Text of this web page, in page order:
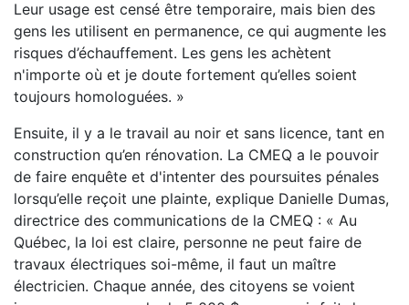
Leur usage est censé être temporaire, mais bien des
gens les utilisent en permanence, ce qui augmente les
risques d’échauffement. Les gens les achètent
n'importe où et je doute fortement qu’elles soient
toujours homologuées. »
Ensuite, il y a le travail au noir et sans licence, tant en
construction qu’en rénovation. La CMEQ a le pouvoir
de faire enquête et d'intenter des poursuites pénales
lorsqu’elle reçoit une plainte, explique Danielle Dumas,
directrice des communications de la CMEQ : « Au
Québec, la loi est claire, personne ne peut faire de
travaux électriques soi-même, il faut un maître
électricien. Chaque année, des citoyens se voient